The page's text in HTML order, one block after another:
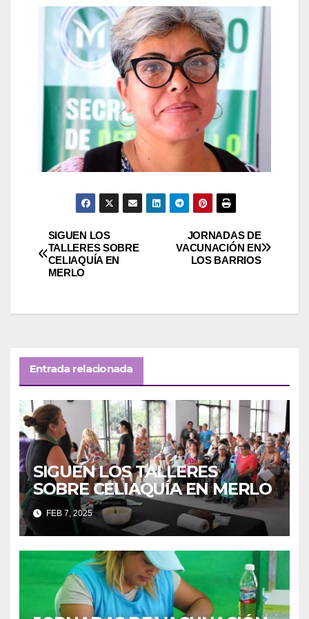
Navegación
de
JORNADAS DE
VACUNACIÓN EN
LOS BARRIOS
SIGUEN LOS
TALLERES SOBRE
CELIAQUÍA EN
MERLO
Entrada relacionada
SIGUEN LOS TALLERES
SOBRE CELIAQUÍA EN MERLO
FEB 7, 2025